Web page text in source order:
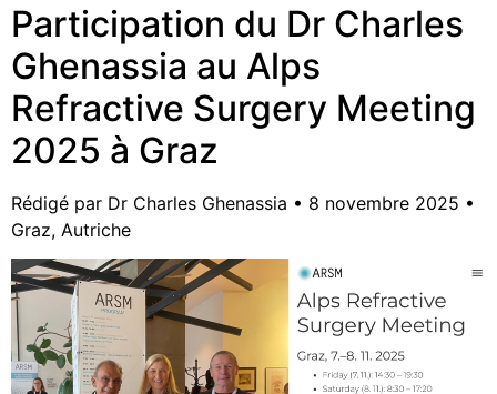
Participation du Dr Charles
Ghenassia au Alps
Refractive Surgery Meeting
2025 à Graz
Rédigé par Dr Charles Ghenassia • 8 novembre 2025 •
Graz, Autriche